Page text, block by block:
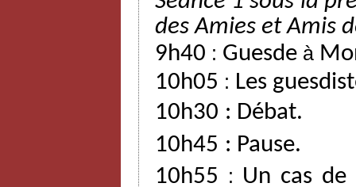
des Amies et Amis
9h40 : Guesde à
10h05 : Les
10h30 : Débat.
10h45 : Pause.
10h55 : Un cas de